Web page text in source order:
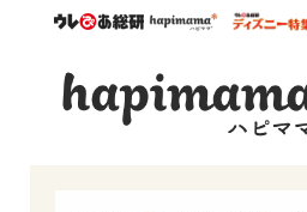
ウレぴあ総研ハピママ*